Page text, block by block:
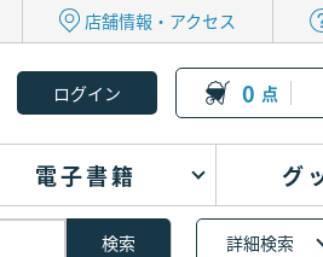
店舗情報・アクセス
0 点
電子書籍 グ
詳細検索